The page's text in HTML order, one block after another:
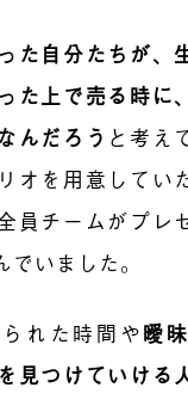
た自分たちが、
た上で売る時に
んだろう と考え
オを用意してい
員チームがプレ
いました。
れた時間や曖
見つけていける